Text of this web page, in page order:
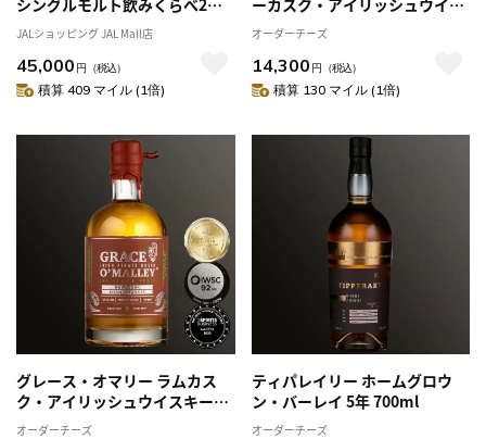
シングルモルト飲みくらべ2本
セット
JALショッピング JAL Mall店
45,000 円 （税込）
積算 409 マイル (1倍)
ーカスク・アイリッシュウイス
キー 700ml
オーダーチーズ
14,300 円 （税込）
積算 130 マイル (1倍)
グレース・オマリー ラムカス
ク・アイリッシュウイスキー
700ml
オーダーチーズ
ティパレイリー ホームグロウ
ン・バーレイ 5年 700ml
オーダーチーズ